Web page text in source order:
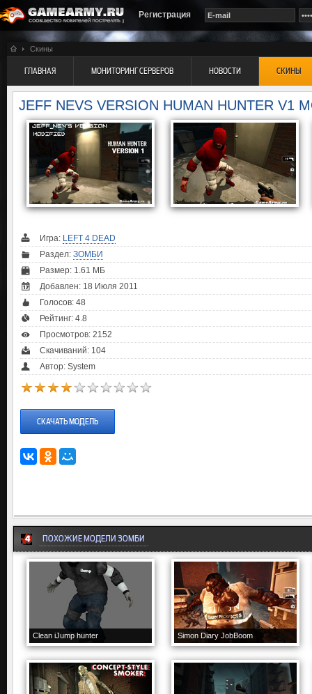
Регистрация
Скины
ГЛАВНАЯ МОНИТОРИНГ СЕРВЕРОВ НОВОСТИ СКИНЫ
JEFF NEVS VERSION HUMAN HUNTER V1
Игра: LEFT 4 DEAD
Раздел: ЗОМБИ
Размер: 1.61 МБ
Добавлен: 18 Июля 2011
Голосов: 48
Рейтинг: 4.8
Просмотров: 2152
Скачиваний: 104
Автор: System
СКАЧАТЬ МОДЕЛЬ
ПОХОЖИЕ МОДЕЛИ ЗОМБИ
Clean iJump hunter Simon Diary JobBoom